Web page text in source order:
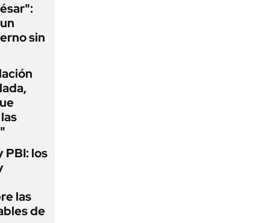
sin
PBI: los
las
de